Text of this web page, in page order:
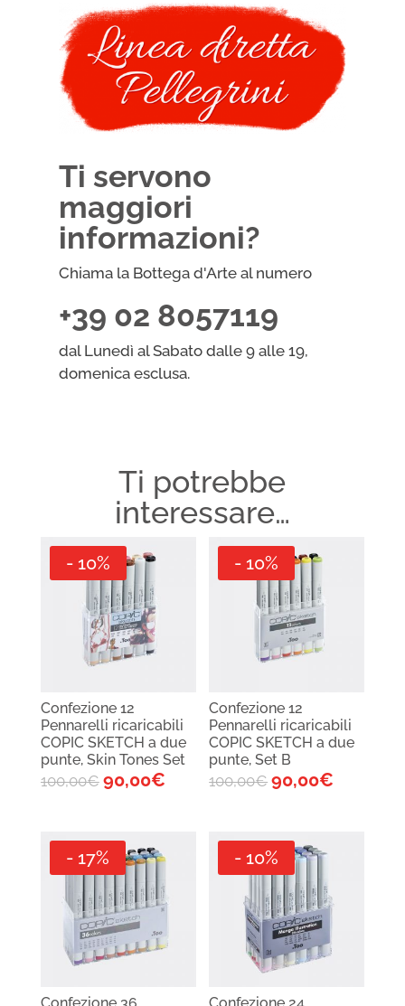
Ti servono
maggiori
informazioni?
Chiama la Bottega d'Arte al numero
+39 02 8057119
dal Lunedì al Sabato dalle 9 alle 19,
domenica esclusa.
Ti potrebbe
interessare…
- 10%
Confezione 12
Pennarelli ricaricabili
COPIC SKETCH a due
punte, Skin Tones Set
100,00€ 90,00€
- 10%
Confezione 12
Pennarelli ricaricabili
COPIC SKETCH a due
punte, Set B
100,00€ 90,00€
- 17% - 10%